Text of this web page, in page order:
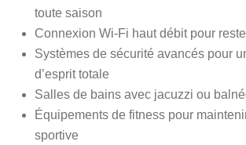
toute saison
Connexion Wi-Fi haut débit pour
Systèmes de sécurité avancés pour
d’esprit totale
Salles de bains avec jacuzzi ou
Équipements de fitness pour
sportive